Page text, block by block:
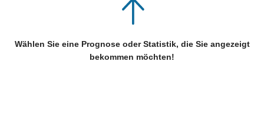
Wählen Sie eine Prognose oder Statistik, die Sie angezeigt
bekommen möchten!